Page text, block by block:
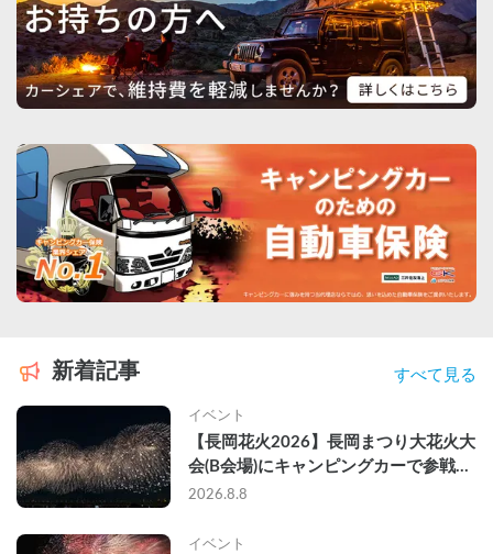
新着記事 すべて見る
イベント
【長岡花火2026】長岡まつり大花火大
会(B会場)にキャンピングカーで参戦し
て、長岡駅前で車中泊してきた
2026.8.8
イベント